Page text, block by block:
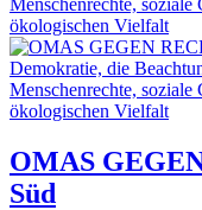
OMAS
Süd